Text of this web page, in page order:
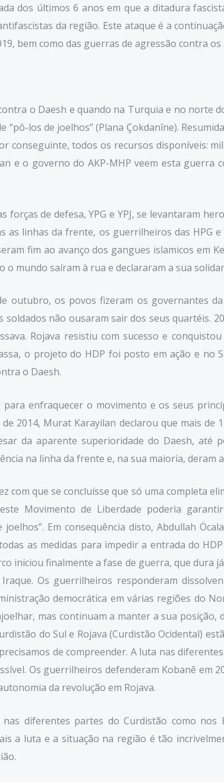
dos últimos 6 anos em que a ditadura
da região. Este ataque é a
bem como das guerras de agressão contra
o Daesh e quando na Turquia e no norte
los de joelhos” (Plana Çokdanîne).
conseguinte, todos os recursos disponíveis:
e o governo do AKP-MHP veem esta guerra
de defesa, YPG e YPJ, se levantaram
as linhas da frente, os guerrilheiros das HPG
fim ao avanço dos gangues islamicos em
o mundo saíram à rua e declararam a sua
os povos fizeram os governantes
soldados não ousaram sair dos seus
Rojava resistiu com sucesso e
o projeto do HDP foi posto em ação e
o Daesh.
enfraquecer o movimento e os seus
2014, Murat Karayilan declarou que mais
da aparente superioridade do Daesh,
na linha da frente e, na sua maioria, deram
que se concluísse que só uma completa
Movimento de Liberdade poderia
Em consequência disto, Abdullah
as medidas para impedir a entrada do
iniciou finalmente a fase de guerra, que dura
Os guerrilheiros responderam
democrática em várias regiões do
mas continuam a manter a sua
do Sul e Rojava (Curdistão Ocidental)
de compreender. A luta nas
Os guerrilheiros defenderam Kobanê em
da revolução em Rojava.
diferentes partes do Curdistão como nos
a luta e a situação na região é tão